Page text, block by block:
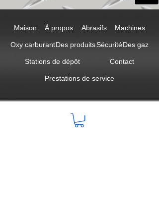
Maison À propos Abrasifs Machines
Oxy carburantDes produitsSécuritéDes gaz
Stations de dépôt Contact
Prestations de service